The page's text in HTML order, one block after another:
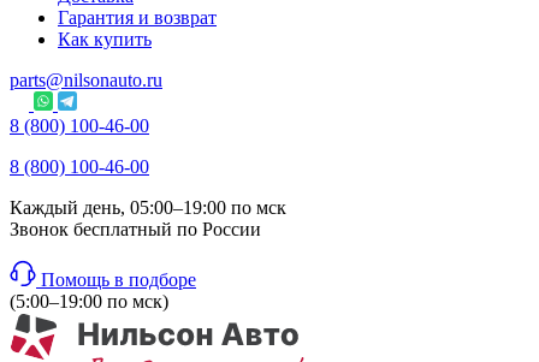
Гарантия и возврат
Как купить
parts@nilsonauto.ru
8 (800) 100-46-00
8 (800) 100-46-00
Каждый день, 05:00–19:00 по мск
Звонок бесплатный по России
Помощь в подборе
(5:00–19:00 по мск)